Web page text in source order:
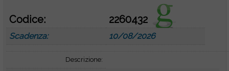
Codice: 2260432
Scadenza: 10/08/2026
Descrizione: